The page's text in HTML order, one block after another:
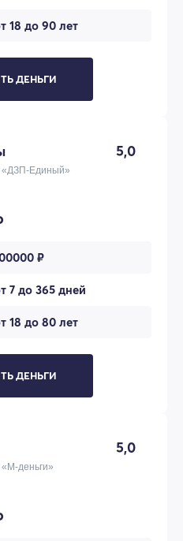
18 до 90 лет
ДЕНЬГИ
5,0
Единый»
₽
7 до 365 дней
18 до 80 лет
ДЕНЬГИ
5,0
деньги»